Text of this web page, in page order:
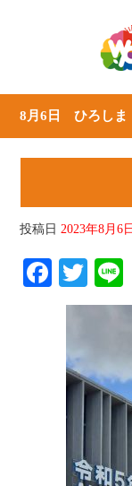
8月6日 ひろしま
投稿日 2023年8月6日